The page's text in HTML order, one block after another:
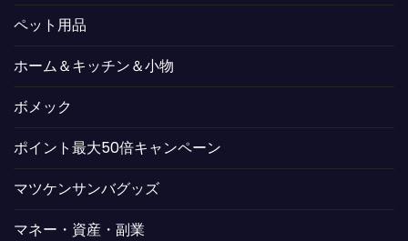
ペット用品
ホーム＆キッチン＆小物
ボメック
ポイント最大50倍キャンペーン
マツケンサンバグッズ
マネー・資産・副業